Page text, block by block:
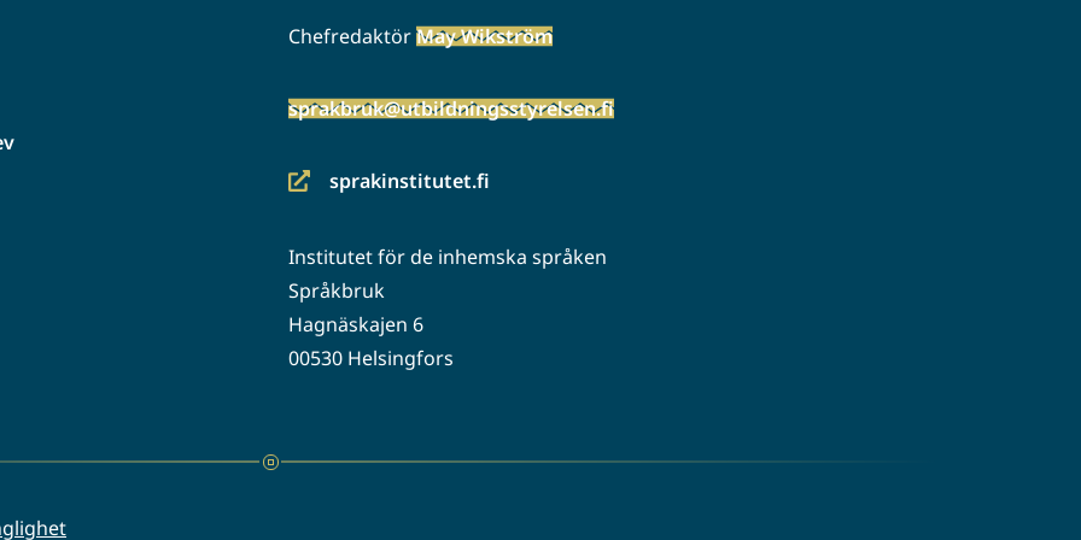
ChefredaktörMay Wikström
sprakbruk@utbildningsstyrelsen.fi
sprakinstitutet.fi
(siirryt
palveluun)
Institutet för de inhemska språken
Språkbruk
Hagnäskajen 6
00530 Helsingfors